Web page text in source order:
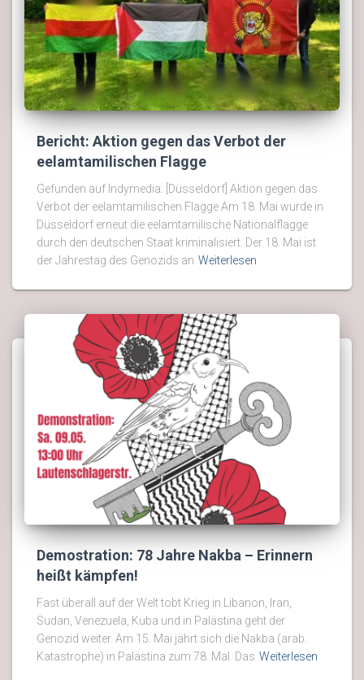
Bericht: Aktion gegen das Verbot der
eelamtamilischen Flagge
Gefunden auf Indymedia: [Düsseldorf] Aktion gegen das
Verbot der eelamtamilischen Flagge Am 18. Mai wurde in
Düsseldorf erneut die eelamtamilische Nationalflagge
durch den deutschen Staat kriminalisiert. Der 18. Mai ist
der Jahrestag des Genozids an Weiterlesen
Demostration: 78 Jahre Nakba – Erinnern
heißt kämpfen!
Fast überall auf der Welt tobt Krieg in Libanon, Iran,
Sudan, Venezuela, Kuba und in Palästina geht der
Genozid weiter. Am 15. Mai jährt sich die Nakba (arab.
Katastrophe) in Palästina zum 78. Mal. Das Weiterlesen